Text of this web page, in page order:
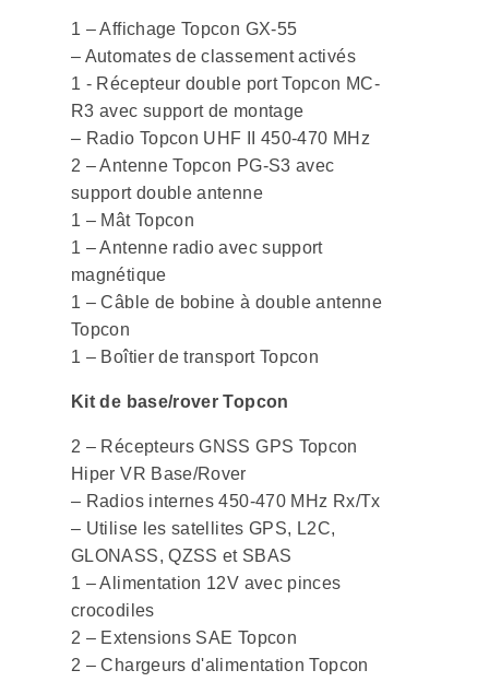
1 – Affichage Topcon GX-55
– Automates de classement activés
1 - Récepteur double port Topcon MC-
R3 avec support de montage
– Radio Topcon UHF II 450-470 MHz
2 – Antenne Topcon PG-S3 avec
support double antenne
1 – Mât Topcon
1 – Antenne radio avec support
magnétique
1 – Câble de bobine à double antenne
Topcon
1 – Boîtier de transport Topcon
Kit de base/rover Topcon
2 – Récepteurs GNSS GPS Topcon
Hiper VR Base/Rover
– Radios internes 450-470 MHz Rx/Tx
– Utilise les satellites GPS, L2C,
GLONASS, QZSS et SBAS
1 – Alimentation 12V avec pinces
crocodiles
2 – Extensions SAE Topcon
2 – Chargeurs d'alimentation Topcon